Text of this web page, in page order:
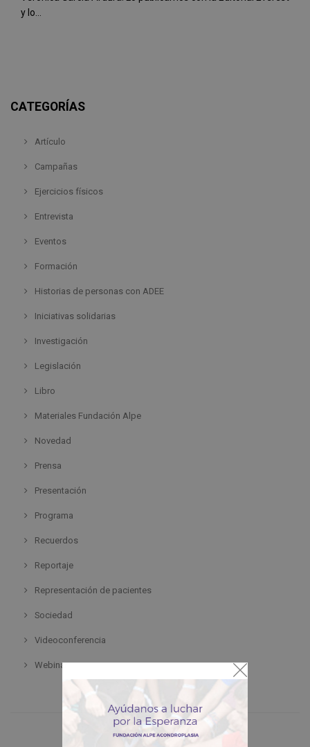
y lo...
CATEGORÍAS
Artículo
Campañas
Ejercicios físicos
Entrevista
Eventos
Formación
Historias de personas con ADEE
Iniciativas solidarias
Investigación
Legislación
Libro
Materiales Fundación Alpe
Novedad
Prensa
Presentación
Programa
Recuerdos
Reportaje
Representación de pacientes
Sociedad
Videoconferencia
Webinar